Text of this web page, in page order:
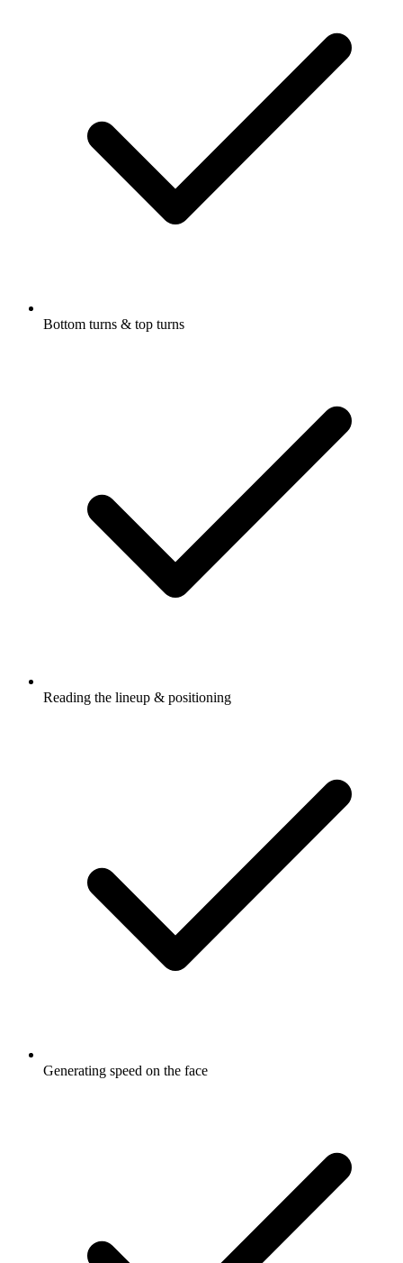
Bottom turns & top turns
Reading the lineup & positioning
Generating speed on the face